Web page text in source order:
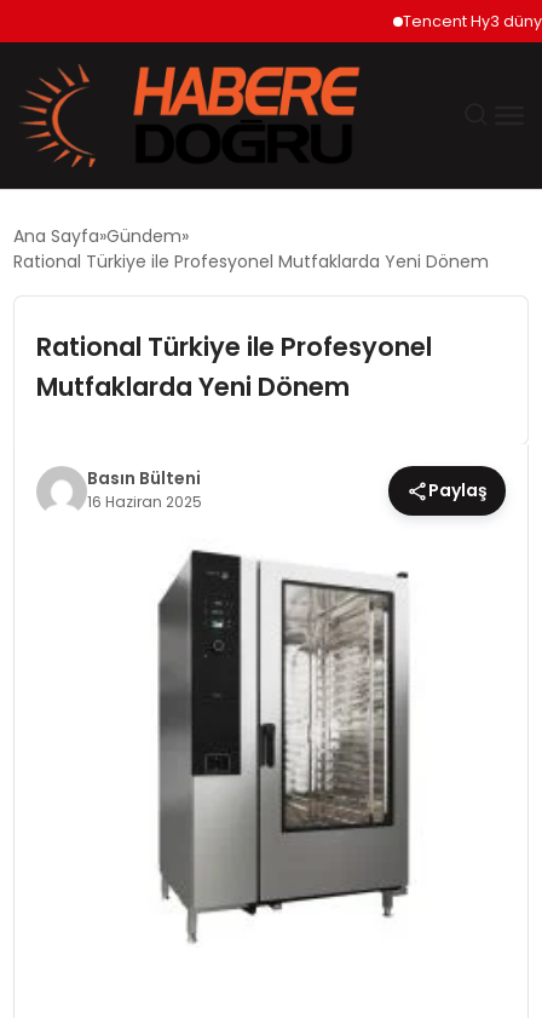
Tencent Hy3 dünya
SİYASET
TEKNOLOJİ
Ana Sayfa Gündem
Rational Türkiye ile Profesyonel Mutfaklarda Yeni Dönem
Rational Türkiye ile Profesyonel
Mutfaklarda Yeni Dönem
Basın Bülteni
16 Haziran 2025 Paylaş